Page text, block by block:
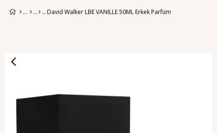
David Walker LBE VANILLE 50ML Erkek Parfüm